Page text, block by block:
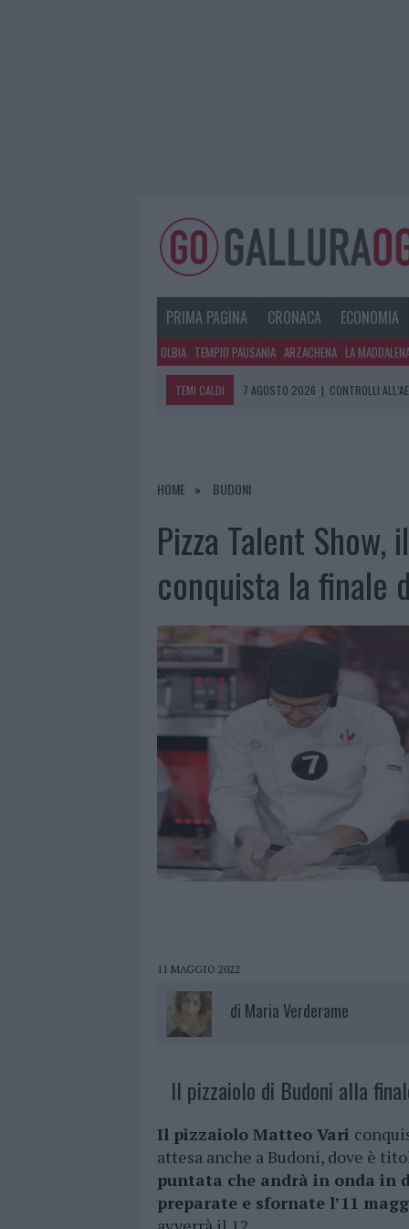
PRIMA PAGINA CRONACA ECONOMIA
OLBIA TEMPIO PAUSANIA ARZACHENA LA
TEMI CALDI 7 AGOSTO 2026 | MIGLIORI
7 AGOSTO 2026
7 AGOSTO 2026
CONTROLLI ALL’AEROPORTO DI
HOME BUDONI
Pizza Talent Show,
conquista la finale
11 MAGGIO 2022
di Maria Verderame
Il pizzaiolo di Budoni alla
Il pizzaiolo Matteo Vari
attesa anche a Budoni, dove è
puntata che andrà in onda in
preparate e sfornate l’11